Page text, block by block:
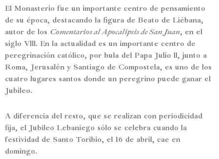
El Monasterio fue un importante centro de pensamiento
de su época, destacando la figura de Beato de Liébana,
autor de los Comentarios al Apocalipsis de San Juan, en el
siglo Vlll. En la actualidad es un importante centro de
peregrinación católico, por bula del Papa Julio ll, junto a
Roma, Jerusalén y Santiago de Compostela, es uno de los
cuatro lugares santos donde un peregrino puede ganar el
Jubileo.
A diferencia del resto, que se realizan con periodicidad
fija, el Jubileo Lebaniego sólo se celebra cuando la
festividad de Santo Toribio, el 16 de abril, cae en
domingo.